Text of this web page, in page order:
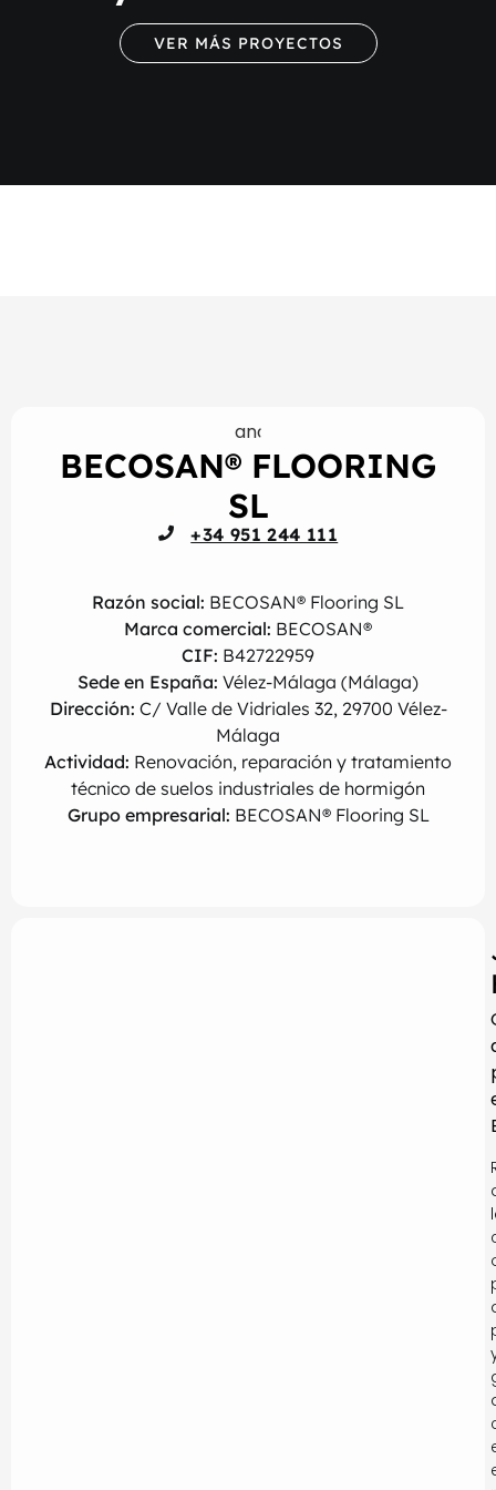
VER MÁS PROYECTOS
BECOSAN® FLOORING
SL
+34 951 244 111
Razón social: BECOSAN® Flooring SL
Marca comercial: BECOSAN®
CIF: B42722959
Sede en España: Vélez-Málaga (Málaga)
Dirección: C/ Valle de Vidriales 32, 29700 Vélez-
Málaga
Actividad: Renovación, reparación y tratamiento
técnico de suelos industriales de hormigón
Grupo empresarial: BECOSAN® Flooring SL